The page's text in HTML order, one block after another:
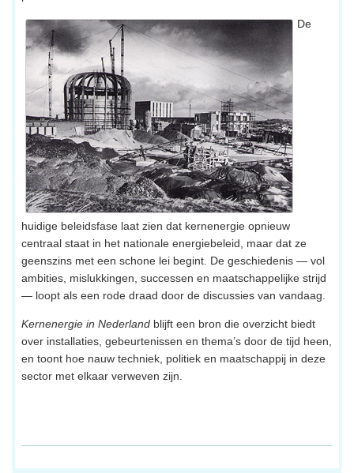
De
huidige beleidsfase laat zien dat kernenergie opnieuw
centraal staat in het nationale energiebeleid, maar dat ze
geenszins met een schone lei begint. De geschiedenis — vol
ambities, mislukkingen, successen en maatschappelijke strijd
— loopt als een rode draad door de discussies van vandaag.
Kernenergie in Nederland blijft een bron die overzicht biedt
over installaties, gebeurtenissen en thema’s door de tijd heen,
en toont hoe nauw techniek, politiek en maatschappij in deze
sector met elkaar verweven zijn.